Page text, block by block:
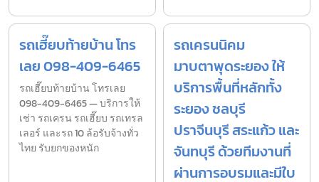
รถเฮี๊ยบท้ายบ้าน โทร
เลย 098-409-6465
รถเฮี๊ยบท้ายบ้าน โทรเลย
098-409-6465 — บริการให้
เช่า รถเครน รถเฮี๊ยบ รถเทรล
เลอร์ และรถ 10 ล้อรับจ้างทั่ว
ไทย รับยกของหนัก
รถเครนนิคม
มาบตาพุดระยอง ให้
บริการพื้นที่หลักทั้ง
ระยอง ชลบุรี
ปราจีนบุรี สระแก้ว และ
จันทบุรี ด้วยทีมงานที่
ผ่านการอบรมและมีใบ